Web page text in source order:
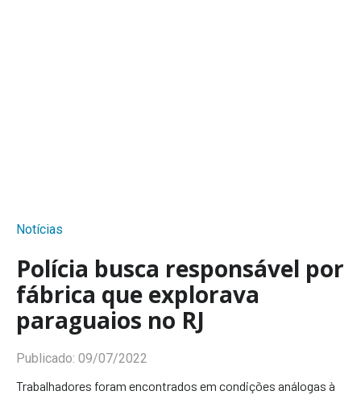
Notícias
Polícia busca responsável por
fábrica que explorava
paraguaios no RJ
Publicado: 09/07/2022
Trabalhadores foram encontrados em condições análogas à